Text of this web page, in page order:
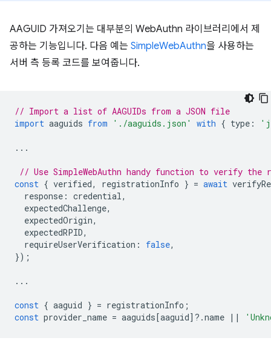
AAGUID 가져오기는 대부분의 WebAuthn 라이브러리에서 제
공하는 기능입니다. 다음 예는 SimpleWebAuthn을 사용하는
서버 측 등록 코드를 보여줍니다.
// Import a list of AAGUIDs from a JSON file
import aaguids from './aaguids.json' with { type :
...
// Use SimpleWebAuthn handy function to verify
const { verified, registrationInfo } = await
response : credential,
expectedChallenge,
expectedOrigin,
expectedRPID,
requireUserVerification : false,
});
...
const { aaguid } = registrationInfo ;
const provider_name = aaguids [aaguid] ? .name ||